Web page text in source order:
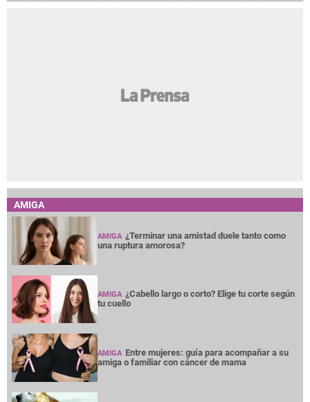
AMIGA
AMIGA ¿Terminar una amistad duele tanto como
una ruptura amorosa?
AMIGA ¿Cabello largo o corto? Elige tu corte según
tu cuello
AMIGA Entre mujeres: guía para acompañar a su
amiga o familiar con cáncer de mama